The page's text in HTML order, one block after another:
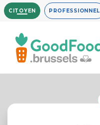
Aller
au
contenu
principal
CITOYEN PROFESSIONNEL